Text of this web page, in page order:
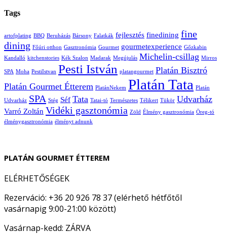
Tags
artofplating BBQ Beruházás Bársony Falatkák fejlesztés finedining fine
dining Főúri otthon Gasztronómia Gourmet gourmetexperience Gőzkabin
Kandalló kitchenstories Kék Szalon Madarak Megújulás Michelin-csillag Mirros
SPA Moha PestiIstvan Pesti István platangourmet Platán Bisztró
Platán Gourmet Étterem PlatánNekem Platán Tata Platán
Udvarház SPA Stég Séf Tata Tatai-tó Természetes Télikert Tükör Udvarház
Varró Zoltán Vidéki gasztonómia Zöld Élmény gasztronómia Öreg-tó
élménygasztronómia élményt adnunk
PLATÁN GOURMET ÉTTEREM
ELÉRHETŐSÉGEK
Rezerváció: +36 20 926 78 37 (elérhető hétfőtől
vasárnapig 9:00-21:00 között)
Vasárnap-kedd: ZÁRVA